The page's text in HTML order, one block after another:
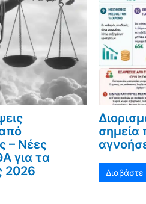
– Νέες
για τα
2026
σημεία
Διαβάστε